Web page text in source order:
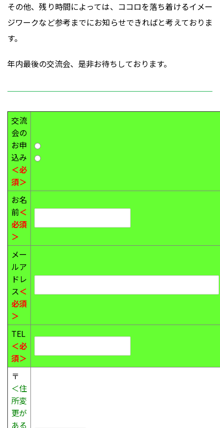
その他、残り時間によっては、ココロを落ち着けるイメー
ジワークなど参考までにお知らせできればと考えておりま
す。
年内最後の交流会、是非お待ちしております。
交流
会の
お申
込み
＜必
須＞
お名
前＜
必須
＞
メー
ルア
ドレ
ス＜
必須
＞
TEL
＜必
須＞
〒
＜住
所変
更が
ある